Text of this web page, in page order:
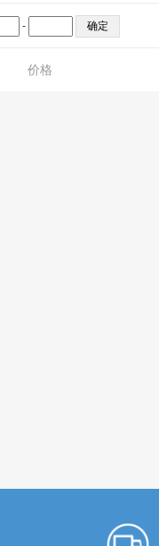
-
价格